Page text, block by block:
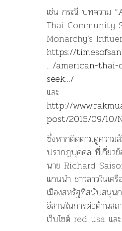
เช่น กรณี บทความ
Thai Community
Monarchy’s
https://
…/american-thai-
seek…/
และ
http://
post/2015/09/10/
ซึ่งหากติดตามดูความ
ปรากฏบุคคล ที่เกี่ยวข้
นาย Richard
แกนนำ ชาวลาวในเค
เมืองสหรัฐที่สนับสนุน
อีสานในการต่อต้านส
เว็บไซต์ red usa แล